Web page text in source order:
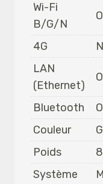
Wi-Fi
B/G/N
4G
LAN
(Ethernet)
Bluetooth
Couleur
Poids
Système